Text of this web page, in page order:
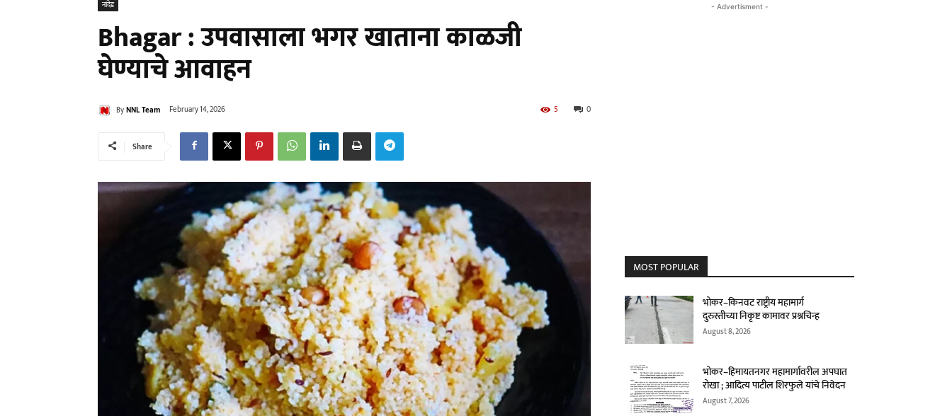
नांदेड
Bhagar : उपवासाला भगर खाताना काळजी
घेण्याचे आवाहन
ByNNL Team February 14, 2026 0
5
Share
- Advertisment -
MOST POPULAR
भोकर–किनवट राष्ट्रीय महामार्ग
दुरुस्तीच्या निकृष्ट कामावर प्रश्नचिन्ह
August 8, 2026
भोकर–हिमायतनगर महामार्गावरील अपघात
रोखा ; आदित्य पाटील शिरफुले यांचे निवेदन
August 7, 2026